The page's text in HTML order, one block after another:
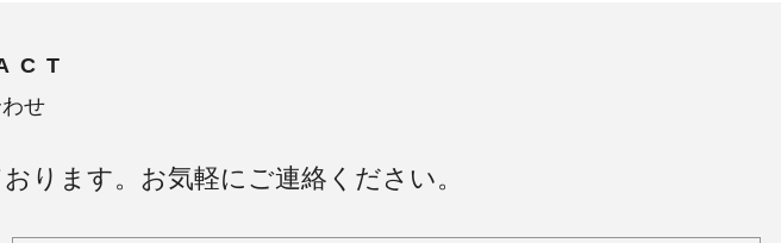
せ
ります。お気軽にご連絡ください。